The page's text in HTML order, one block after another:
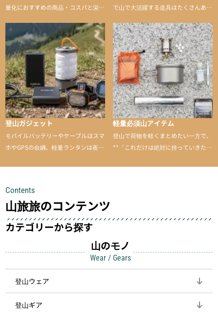
量化におすすめの商品・コスパと栄養
で山で大活躍する道具はたくさんあり
山に持ち込むと快適性や安心感をグッ
と引き上げてくれる――そんな意外性
のあるアイテムを紹介
登山ガジェット
モバイルバッテリーやケーブルはスマ
ホやGPSの命綱、軽量ランタンは夜間
して安全にしてくれます
軽量必須山アイテム
登山で荷物を軽くまとめたい一方で、
**「これだけは絶対に持っていきた
Contents
山旅旅のコンテンツ
カテゴリーから探す
山のモノ
Wear / Gears
登山ウェア
登山ギア